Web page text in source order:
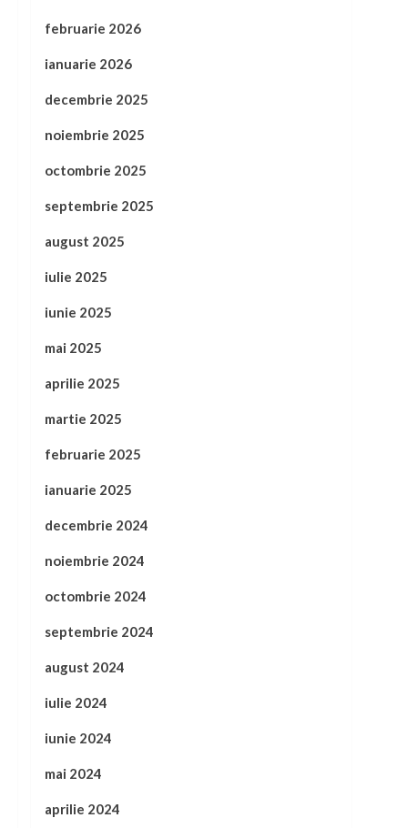
februarie 2026
ianuarie 2026
decembrie 2025
noiembrie 2025
octombrie 2025
septembrie 2025
august 2025
iulie 2025
iunie 2025
mai 2025
aprilie 2025
martie 2025
februarie 2025
ianuarie 2025
decembrie 2024
noiembrie 2024
octombrie 2024
septembrie 2024
august 2024
iulie 2024
iunie 2024
mai 2024
aprilie 2024